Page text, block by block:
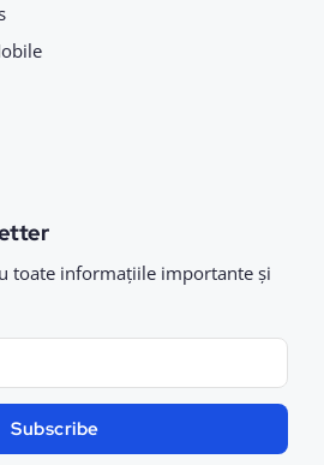
toate informațiile importante și
Subscribe